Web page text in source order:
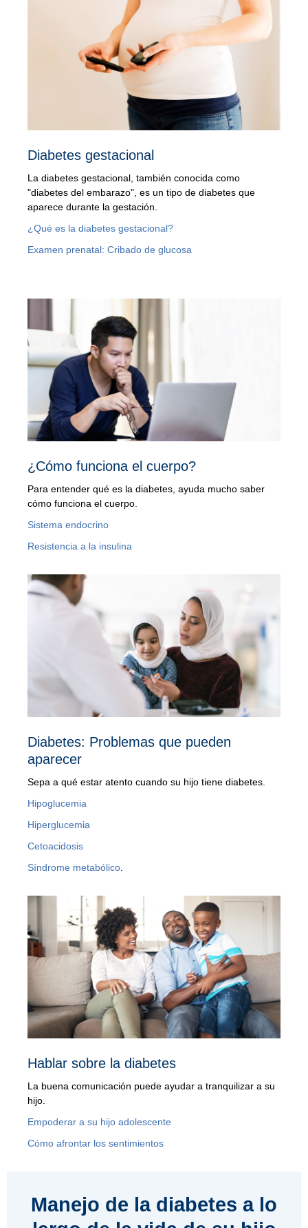
Diabetes gestacional
La diabetes gestacional, también conocida como
"diabetes del embarazo", es un tipo de diabetes que
aparece durante la gestación.
¿Qué es la diabetes gestacional?
Examen prenatal: Cribado de glucosa
¿Cómo funciona el cuerpo?
Para entender qué es la diabetes, ayuda mucho saber
cómo funciona el cuerpo.
Sistema endocrino
Resistencia a la insulina
Diabetes: Problemas que pueden
aparecer
Sepa a qué estar atento cuando su hijo tiene diabetes.
Hipoglucemia
Hiperglucemia
Cetoacidosis
Síndrome metabólico
Hablar sobre la diabetes
La buena comunicación puede ayudar a tranquilizar a su
hijo.
Empoderar a su hijo adolescente
Cómo afrontar los sentimientos
Manejo de la diabetes a lo